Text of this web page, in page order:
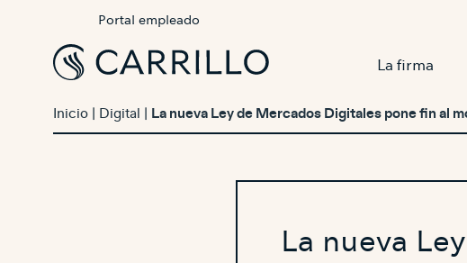
Portal empleado
La firma
Inicio Digital La nueva Ley de Mercados Digitales pone fin al
La nueva